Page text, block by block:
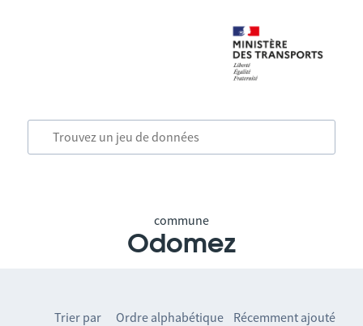
commune
Odomez
Trier par Ordre alphabétique Récemment ajouté